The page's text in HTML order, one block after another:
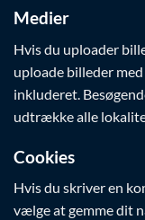
Medier
Hvis du uploader
uploade billeder
inkluderet.
udtrække alle
Cookies
Hvis du skriver en
vælge at gemme dit